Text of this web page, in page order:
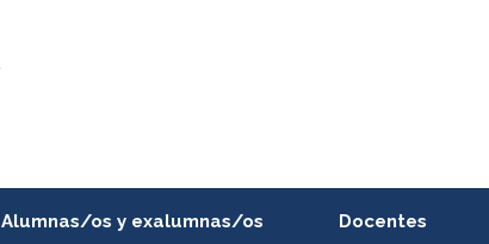
Alumnas/os y exalumnas/os Docentes